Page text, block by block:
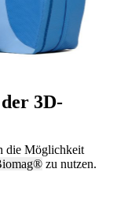
3D-
die Möglichkeit
® zu nutzen.